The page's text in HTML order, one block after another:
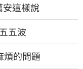
這樣說
五波
煩的問題